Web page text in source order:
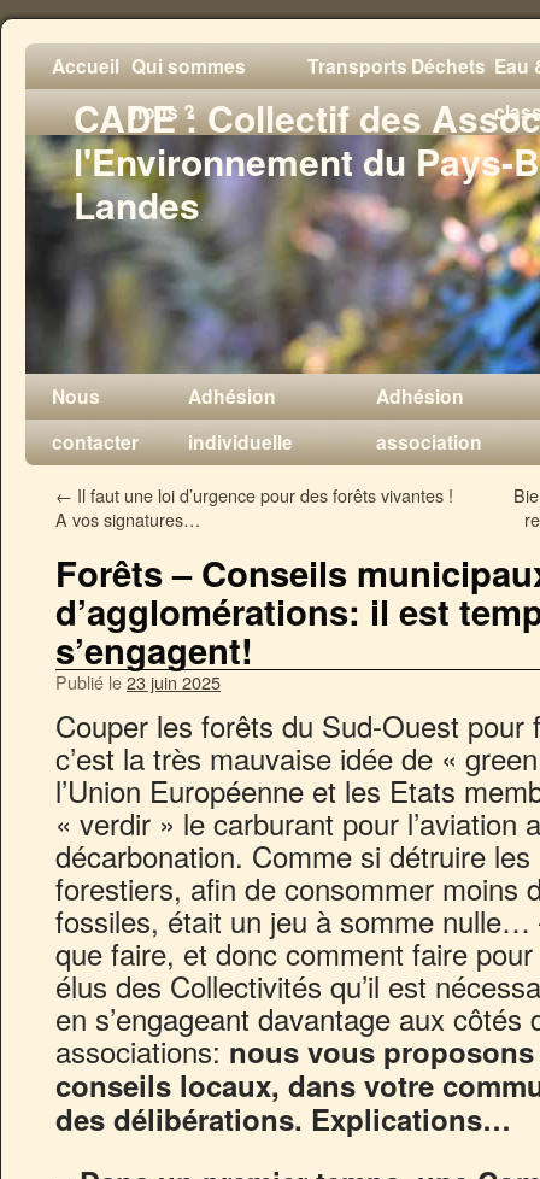
CADE : Collectif des
l'Environnement du Pays-
Landes
Accueil Qui sommes
nous ?
TransportsDéchets Eau
Nous
contacter
Adhésion
individuelle
Adhésion
association
← Il faut une loi d’urgence pour des forêts vivantes !
A vos signatures…
Forêts – Conseils
d’agglomérations: il est
s’engagent!
Publié le23 juin 2025
Couper les forêts du Sud-Ouest pour
c’est la très mauvaise idée de «
l’Union Européenne et les Etats
« verdir » le carburant pour l’aviation
décarbonation. Comme si détruire
forestiers, afin de consommer moins
fossiles, était un jeu à somme nulle…
que faire, et donc comment faire
élus des Collectivités qu’il est
en s’engageant davantage aux
associations: nous vous
conseils locaux, dans votre
des délibérations. Explications…